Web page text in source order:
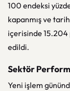
100 endeksi
kapanmış ve
içerisinde 15.204
edildi.
Sektör
Yeni işlem